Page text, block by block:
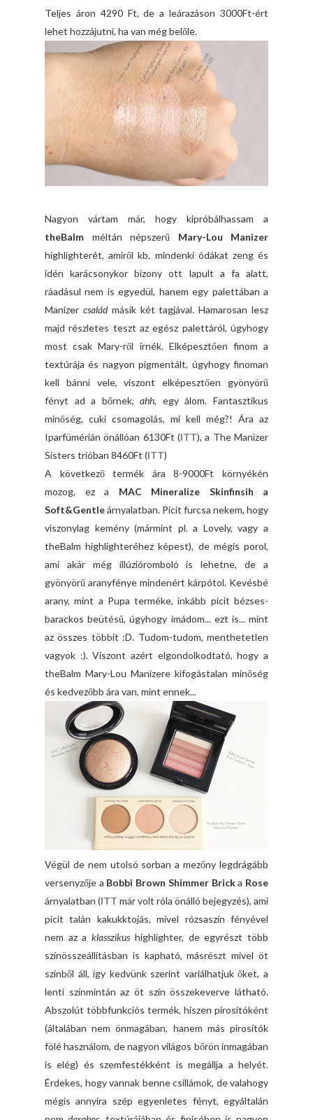
Teljes áron 4290 Ft, de a leárazáson 3000Ft-ért
lehet hozzájutni, ha van még belőle.
Nagyon vártam már, hogy kipróbálhassam a
theBalm méltán népszerű Mary-Lou Manizer
highlighterét, amiről kb. mindenki ódákat zeng és
idén karácsonykor bizony ott lapult a fa alatt,
ráadásul nem is egyedül, hanem egy palettában a
Manizer családmásik két tagjával. Hamarosan lesz
majd részletes teszt az egész palettáról, úgyhogy
most csak Mary-ről írnék. Elképesztően finom a
textúrája és nagyon pigmentált, úgyhogy finoman
kell bánni vele, viszont elképesztően gyönyörű
fényt ad a bőrnek,ahh, egy álom. Fantasztikus
minőség, cuki csomagolás, mi kell még?! Ára az
Iparfümérián önállóan 6130Ft (ITT), a The Manizer
Sisters trióban 8460Ft (ITT)
A következő termék ára 8-9000Ft környékén
mozog, ez a MAC Mineralize Skinfinsih a
Soft&Gentleárnyalatban. Picit furcsa nekem, hogy
viszonylag kemény (mármint pl. a Lovely, vagy a
theBalm highlighteréhez képest), de mégis porol,
ami akár még illúzióromboló is lehetne, de a
gyönyörű aranyfénye mindenért kárpótol. Kevésbé
arany, mint a Pupa terméke, inkább picit bézses-
barackos beütésű, úgyhogy imádom... ezt is... mint
az összes többit :D. Tudom-tudom, menthetetlen
vagyok :). Viszont azért elgondolkodtató, hogy a
theBalm Mary-Lou Manizere kifogástalan minőség
és kedvezőbb ára van, mint ennek...
Végül de nem utolsó sorban a mezőny legdrágább
versenyzője a Bobbi Brown Shimmer Bricka Rose
árnyalatban (ITT már volt róla önálló bejegyzés), ami
picit talán kakukktojás, mivel rózsaszín fényével
nem az aklasszikus highlighter, de egyrészt több
színösszeállításban is kapható, másrészt mivel öt
színből áll, így kedvünk szerint variálhatjuk őket, a
lenti színmintán az öt szín összekeverve látható.
Abszolút többfunkciós termék, hiszen pirosítóként
(általában nem önmagában, hanem más pirosítók
fölé használom, de nagyon világos bőrön inmagában
is elég) és szemfestékként is megállja a helyét.
Érdekes, hogy vannak benne csillámok, de valahogy
mégis annyira szép egyenletes fényt, egyáltalán